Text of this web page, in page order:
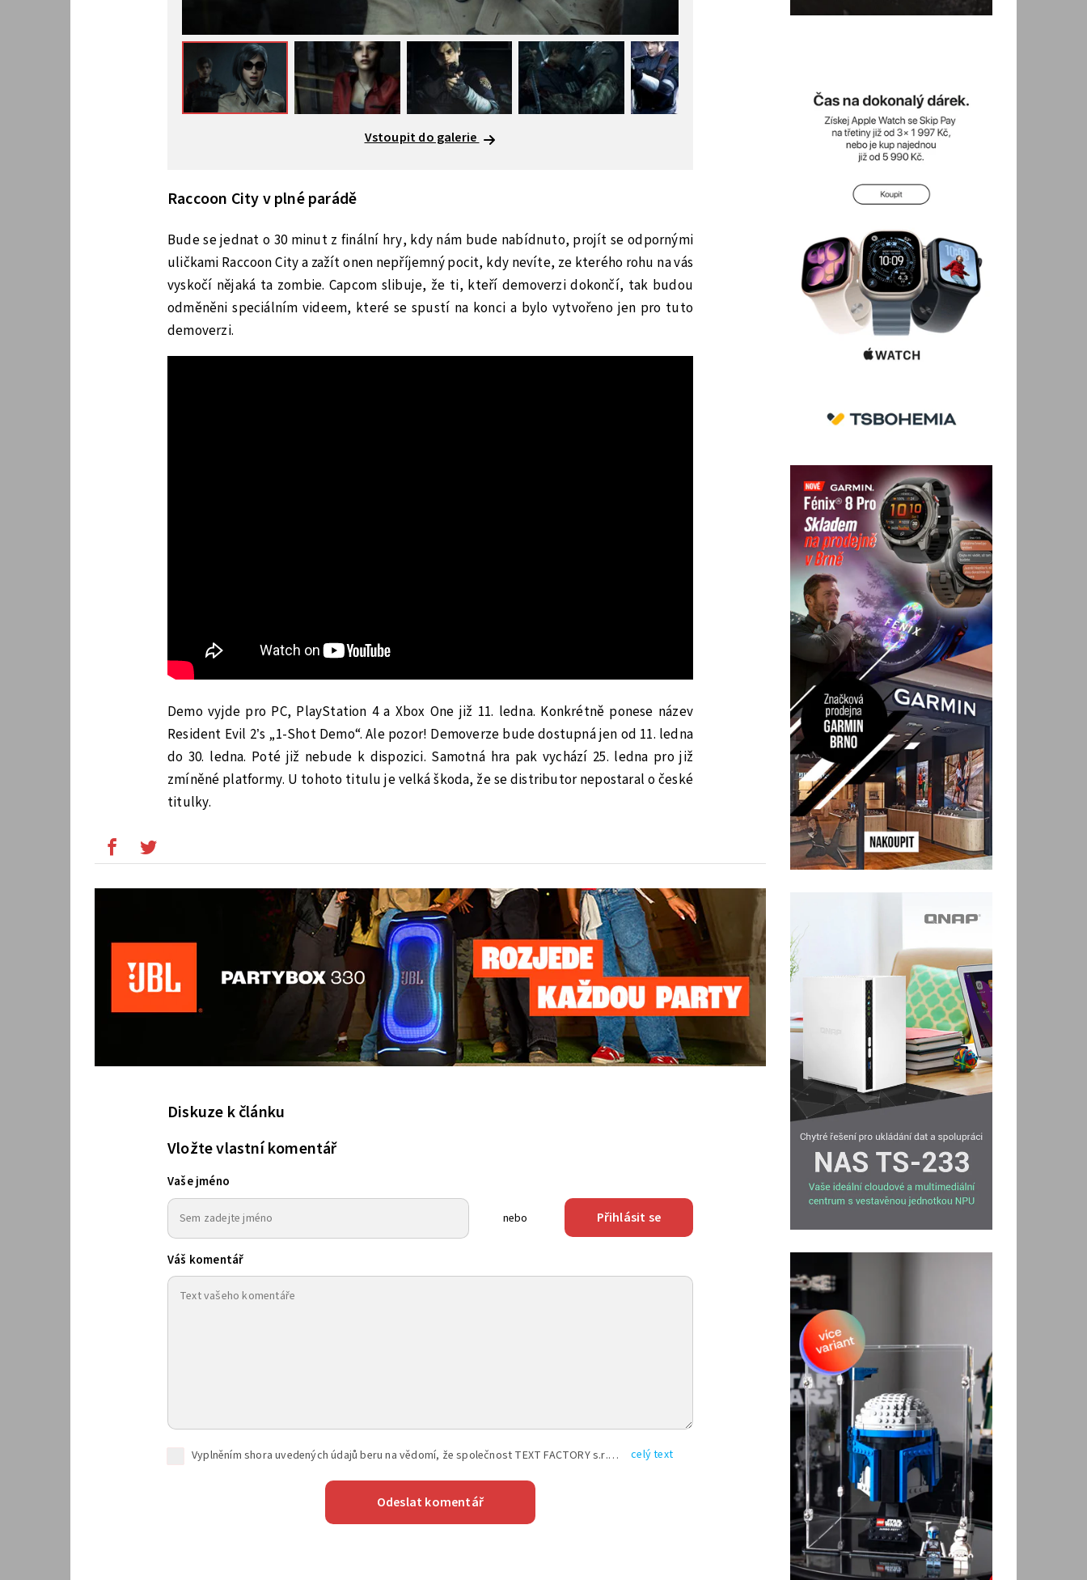
Vstoupit do galerie
Raccoon City v plné parádě
Bude se jednat o 30 minut z finální hry, kdy nám bude nabídnuto, projít se odpornými
uličkami Raccoon City a zažít onen nepříjemný pocit, kdy nevíte, ze kterého rohu na vás
vyskočí nějaká ta zombie. Capcom slibuje, že ti, kteří demoverzi dokončí, tak budou
odměněni speciálním videem, které se spustí na konci a bylo vytvořeno jen pro tuto
demoverzi.
Demo vyjde pro PC, PlayStation 4 a Xbox One již 11. ledna. Konkrétně ponese název
Resident Evil 2’s „1-Shot Demo“. Ale pozor! Demoverze bude dostupná jen od 11. ledna
do 30. ledna. Poté již nebude k dispozici. Samotná hra pak vychází 25. ledna pro již
zmíněné platformy. U tohoto titulu je velká škoda, že se distributor nepostaral o české
titulky.
Diskuze k článku
Vložte vlastní komentář
Vaše jméno
nebo Přihlásit se
Váš komentář
Vyplněním shora uvedených údajů beru na vědomí, že společnost TEXT FACTORY s.r.o., sídlem Brno, Durďákova 336/29, Černá Pole, PSČ: 613 00, IČ: 06157831, zapsané u Krajského soudu v Brně, oddíl C, vložka 100399, bude zpracovávat mé osobní údaje uvedené v rámci mnou vyplněného registračního formuláře na základě oprávněných zájmů TEXT FACTORY s.r.o. dle čl. 6 odst. 1 písm. f) GDPR a pro splnění právních povinností (čl. 6 odst. 1 písm. c) GDPR), a to pro tyto účely: nezbytnost zajistit oprávnění návštěvníka webových stránek provozovaných společností TEXT FACTORY s.r.o. přispívat aktivně ke zveřejněným článkům nebo v rámci diskusních fór a výkon práv TEXT FACTORY s.r.o. jako administrátora těchto diskusních fór. Více informací o zpracování osobních údajů a právech lze nalézt v celý text